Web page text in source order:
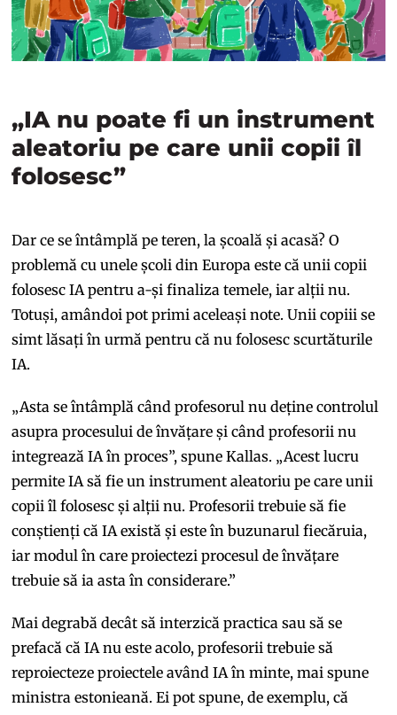
„IA nu poate fi un instrument
aleatoriu pe care unii copii îl
folosesc”
Dar ce se întâmplă pe teren, la școală și acasă? O
problemă cu unele școli din Europa este că unii copii
folosesc IA pentru a-și finaliza temele, iar alții nu.
Totuși, amândoi pot primi aceleași note. Unii copiii se
simt lăsați în urmă pentru că nu folosesc scurtăturile
IA.
„Asta se întâmplă când profesorul nu deține controlul
asupra procesului de învățare și când profesorii nu
integrează IA în proces”, spune Kallas. „Acest lucru
permite IA să fie un instrument aleatoriu pe care unii
copii îl folosesc și alții nu. Profesorii trebuie să fie
conștienți că IA există și este în buzunarul fiecăruia,
iar modul în care proiectezi procesul de învățare
trebuie să ia asta în considerare.”
Mai degrabă decât să interzică practica sau să se
prefacă că IA nu este acolo, profesorii trebuie să
reproiecteze proiectele având IA în minte, mai spune
ministra estonieană. Ei pot spune, de exemplu, că